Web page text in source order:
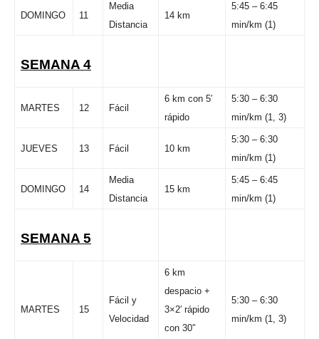
DOMINGO 11
Media
Distancia
14 km
5:45 – 6:45
min/km (1)
SEMANA 4
MARTES 12 Fácil
6 km con 5′
rápido
5:30 – 6:30
min/km (1, 3)
JUEVES 13 Fácil 10 km
5:30 – 6:30
min/km (1)
DOMINGO 14
Media
Distancia
15 km
5:45 – 6:45
min/km (1)
SEMANA 5
MARTES 15
Fácil y
Velocidad
6 km
despacio +
3×2′ rápido
con 30″
5:30 – 6:30
min/km (1, 3)